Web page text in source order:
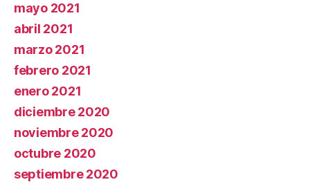
mayo 2021
abril 2021
marzo 2021
febrero 2021
enero 2021
diciembre 2020
noviembre 2020
octubre 2020
septiembre 2020